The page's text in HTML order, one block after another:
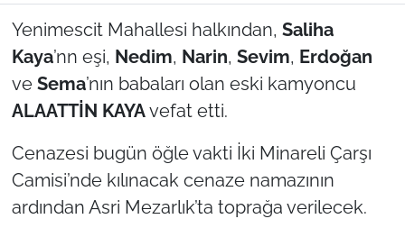
Yenimescit Mahallesi halkından, Saliha
Kaya’nn eşi, Nedim, Narin, Sevim, Erdoğan
ve Sema’nın babaları olan eski kamyoncu
ALAATTİN KAYAvefat etti.
Cenazesi bugün öğle vakti İki Minareli Çarşı
Camisi’nde kılınacak cenaze namazının
ardından Asri Mezarlık’ta toprağa verilecek.
YAŞAM
EDİRNE
KIRKLARELİ
ÇANAKKALE